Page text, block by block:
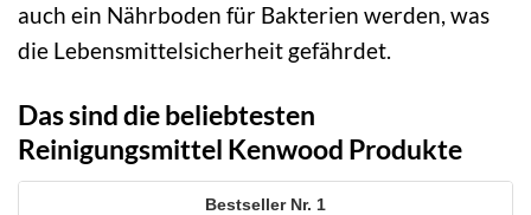
auch ein Nährboden für Bakterien werden, was
die Lebensmittelsicherheit gefährdet.
Das sind die beliebtesten
Reinigungsmittel Kenwood Produkte
1